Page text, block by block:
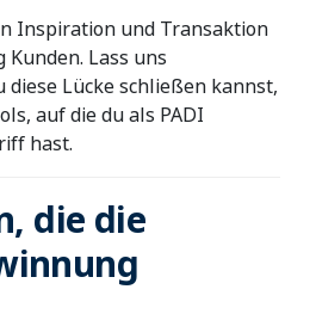
Inspiration und Transaktion
Kunden. Lass uns
diese Lücke schließen kannst,
auf die du als PADI
hast.
die die